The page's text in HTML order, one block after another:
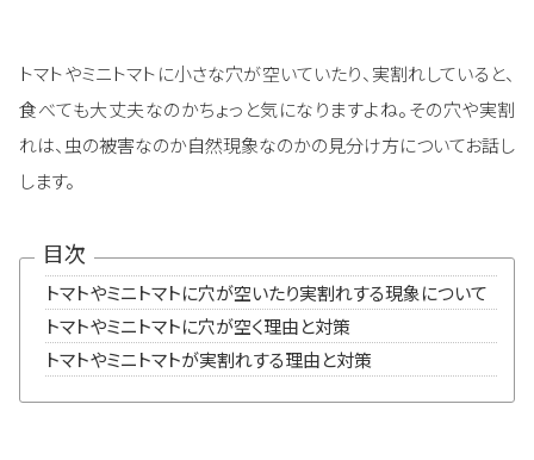
トマトやミニトマトに小さな穴が空いていたり、実割れしていると、
食べても大丈夫なのかちょっと気になりますよね。その穴や実割
れは、虫の被害なのか自然現象なのかの見分け方についてお話し
します。
目次
トマトやミニトマトに穴が空いたり実割れする現象について
トマトやミニトマトに穴が空く理由と対策
トマトやミニトマトが実割れする理由と対策